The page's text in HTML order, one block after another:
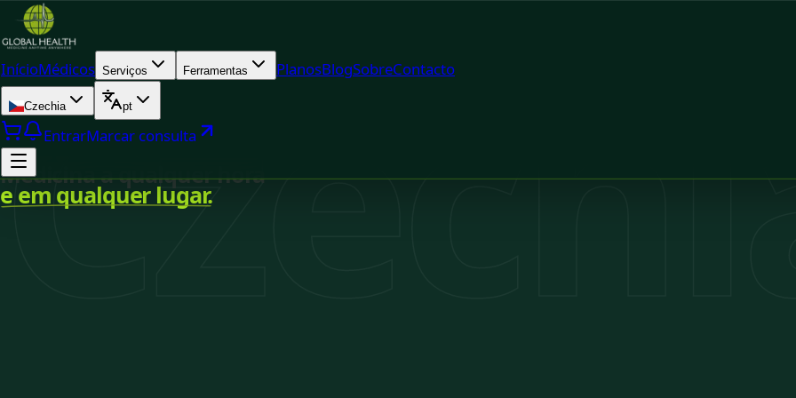
InícioMédicos Serviços Ferramentas PlanosBlogSobreContacto
Czechia pt
EntrarMarcar consulta
Medicina a qualquer hora
e em qualquer lugar.